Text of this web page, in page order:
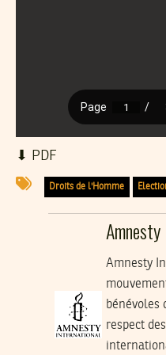
⬇︎ PDF
Droits de l'Homme
Amnesty
bénévoles
respect